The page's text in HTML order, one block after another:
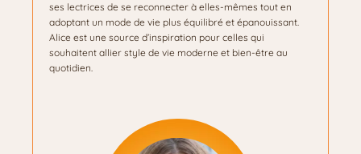
ses lectrices de se reconnecter à elles-mêmes tout en
adoptant un mode de vie plus équilibré et épanouissant.
Alice est une source d’inspiration pour celles qui
souhaitent allier style de vie moderne et bien-être au
quotidien.